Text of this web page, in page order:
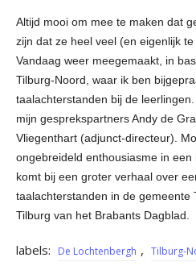
Altijd mooi om mee te maken dat
zijn dat ze heel veel (en eigenlijk
Vandaag weer meegemaakt, in
Tilburg-Noord, waar ik ben
taalachterstanden bij de
mijn gesprekspartners Andy de
Vliegenthart (adjunct-directeur).
ongebreideld enthousiasme in
komt bij een groter verhaal over
taalachterstanden in de gemeente
Tilburg van het Brabants Dagblad.
labels: De Lochtenbergh , Tilburg-